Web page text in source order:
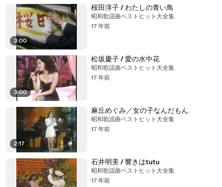
3:00
桜田淳子 / わたしの青い鳥
昭和歌謡曲ベストヒット大全集
17 年前
3:00
松坂慶子 / 愛の水中花
昭和歌謡曲ベストヒット大全集
17 年前
2:17
麻丘めぐみ／女の子なんだもん
昭和歌謡曲ベストヒット大全集
17 年前
石井明美 / 響きはtutu
昭和歌謡曲ベストヒット大全集
17 年前